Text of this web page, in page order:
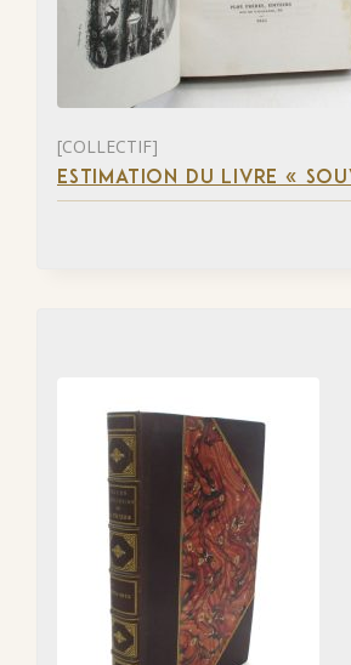
[COLLECTIF]
ESTIMATION DU LIVRE «